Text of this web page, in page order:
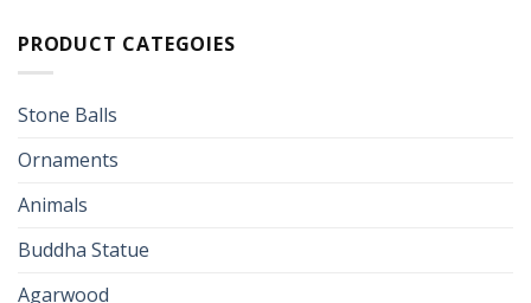
PRODUCT CATEGOIES
Stone Balls
Ornaments
Animals
Buddha Statue
Agarwood